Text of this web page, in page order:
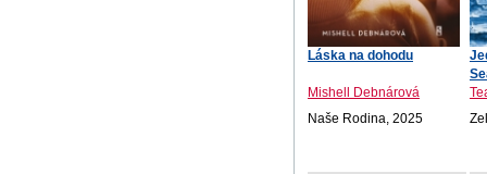
Láska na dohodu
Mishell Debnárová
Naše Rodina, 2025